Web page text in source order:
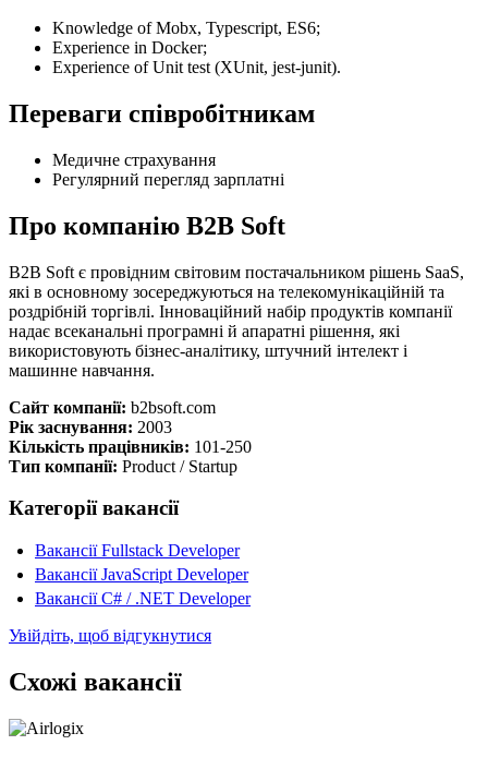
Knowledge of Mobx, Typescript, ES6;
Experience in Docker;
Experience of Unit test (XUnit, jest-junit).
Переваги співробітникам
Медичне страхування
Регулярний перегляд зарплатні
Про компанію B2B Soft
B2B Soft є провідним світовим постачальником рішень SaaS,
які в основному зосереджуються на телекомунікаційній та
роздрібній торгівлі. Інноваційний набір продуктів компанії
надає всеканальні програмні й апаратні рішення, які
використовують бізнес-аналітику, штучний інтелект і
машинне навчання.
Сайт компанії: b2bsoft.com
Рік заснування: 2003
Кількість працівників: 101-250
Тип компанії: Product / Startup
Категорії вакансії
Вакансії Fullstack Developer
Вакансії JavaScript Developer
Вакансії C# / .NET Developer
Увійдіть, щоб відгукнутися
Схожі вакансії